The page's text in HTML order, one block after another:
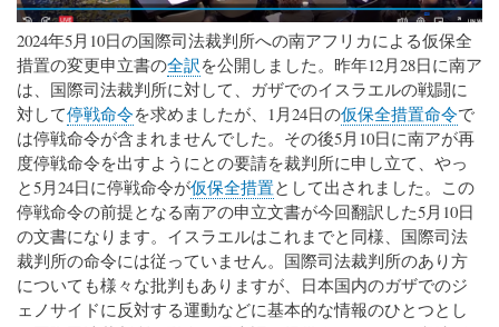
2024年5月10日の国際司法裁判所への南アフリカによる仮保全
措置の変更申立書の全訳 を公開しました。昨年12月28日に南ア
は、国際司法裁判所に対して、ガザでのイスラエルの戦闘に
対して停戦命令を求めましたが、1月24日の仮保全措置命令で
は停戦命令が含まれませんでした。その後5月10日に南アが再
度停戦命令を出すようにとの要請を裁判所に申し立て、やっ
と5月24日に停戦命令が仮保全措置として出されました。この
停戦命令の前提となる南アの申立文書が今回翻訳した5月10日
の文書になります。イスラエルはこれまでと同様、国際司法
裁判所の命令には従っていません。国際司法裁判所のあり方
についても様々な批判もありますが、日本国内のガザでのジ
ェノサイドに反対する運動などに基本的な情報のひとつとし